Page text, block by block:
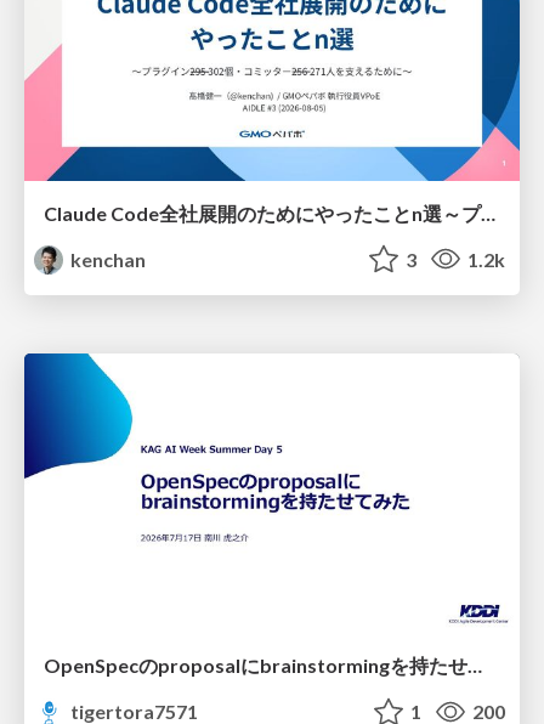
Claude Code全社展開のためにやったことn選～プラグイン302個・コミッター271人を支えるために～
kenchan
3 1.2k
OpenSpecのproposalにbrainstormingを持たせてみた
tigertora7571
1 200